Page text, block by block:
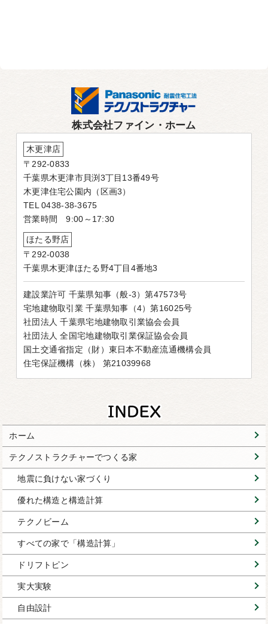
株式会社ファイン・ホーム
木更津店
〒292-0833
千葉県木更津市貝渕3丁目13番49号
木更津住宅公園内（区画3）
TEL 0438-38-3675
営業時間 9:00～17:30
ほたる野店
〒292-0038
千葉県木更津ほたる野4丁目4番地3
建設業許可 千葉県知事（般-3）第47573号
宅地建物取引業 千葉県知事（4）第16025号
社団法人 千葉県宅地建物取引業協会会員
社団法人 全国宅地建物取引業保証協会会員
国土交通省指定（財）東日本不動産流通機構会員
住宅保証機構（株） 第21039968
ホーム
テクノストラクチャーでつくる家
地震に負けない家づくり
優れた構造と構造計算
テクノビーム
すべての家で「構造計算」
ドリフトピン
実大実験
自由設計